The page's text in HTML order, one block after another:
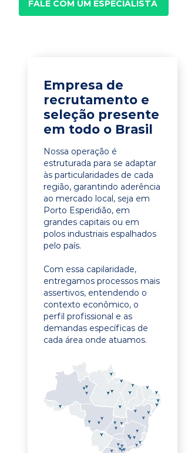
FALE COM UM ESPECIALISTA
Empresa de
recrutamento e
seleção presente
em todo o Brasil
Nossa operação é
estruturada para se adaptar
às particularidades de cada
região, garantindo aderência
ao mercado local, seja em
Porto Esperidião, em
grandes capitais ou em
polos industriais espalhados
pelo país.
Com essa capilaridade,
entregamos processos mais
assertivos, entendendo o
contexto econômico, o
perfil profissional e as
demandas específicas de
cada área onde atuamos.